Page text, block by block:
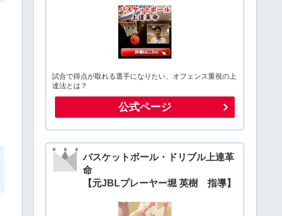
試合で得点が取れる選手になりたい、オフェンス重視の上
達法とは？
公式ページ
バスケットボール・ドリブル上達革
命
【元JBLプレーヤー堀 英樹 指導】